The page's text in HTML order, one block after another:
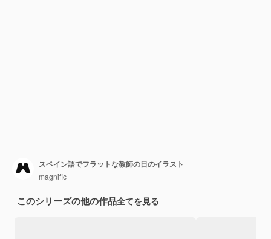
スペイン語でフラットな教師の日のイラスト
magnific
このシリーズの他の作品全てを見る